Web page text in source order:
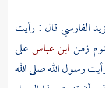
الفارسيقال : رأيت
زمن ابن عباسعلى
رسول الله صلى الله